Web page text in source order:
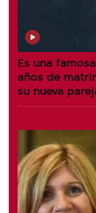
Es una
años de
su nueva